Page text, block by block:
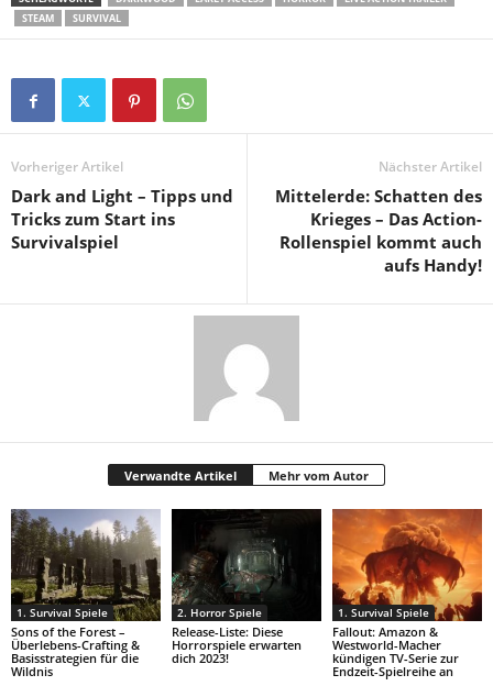
STEAM
SURVIVAL
Vorheriger Artikel
Dark and Light – Tipps und
Tricks zum Start ins
Survivalspiel
Nächster Artikel
Mittelerde: Schatten des
Krieges – Das Action-
Rollenspiel kommt auch
aufs Handy!
Verwandte Artikel Mehr vom Autor
1. Survival Spiele
Sons of the Forest –
Überlebens-Crafting &
Basisstrategien für die
Wildnis
2. Horror Spiele
Release-Liste: Diese
Horrorspiele erwarten
dich 2023!
1. Survival Spiele
Fallout: Amazon &
Westworld-Macher
kündigen TV-Serie zur
Endzeit-Spielreihe an